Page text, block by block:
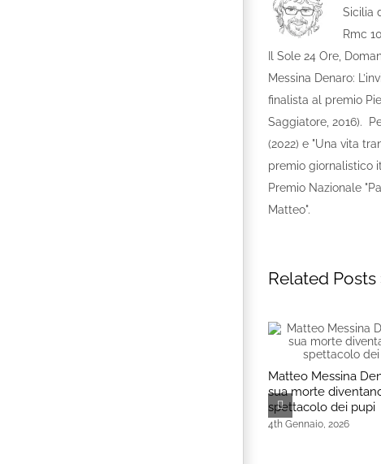
Sicilia
Rmc
Il Sole 24 Ore,
Messina Denaro:
finalista al premio
Saggiatore, 2016).
(2022) e "Una vita
premio giornalistico
Premio Nazionale
Matteo".
Related Posts
Matteo Messina
sua morte
spettacolo dei pupi
4th Gennaio, 2026